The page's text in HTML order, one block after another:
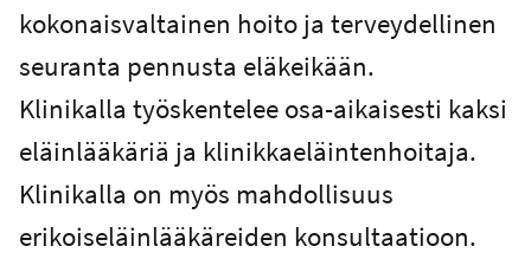
kokonaisvaltainen hoito ja terveydellinen
seuranta pennusta eläkeikään.
Klinikalla työskentelee osa-aikaisesti kaksi
eläinlääkäriä ja klinikkaeläintenhoitaja.
Klinikalla on myös mahdollisuus
erikoiseläinlääkäreiden konsultaatioon.